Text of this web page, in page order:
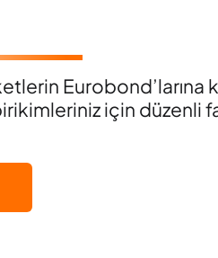
Eurobond’larına
için düzenli